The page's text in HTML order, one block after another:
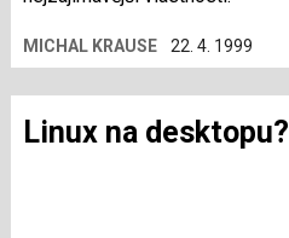
MICHAL KRAUSE 22. 4. 1999
Linux na desktopu?